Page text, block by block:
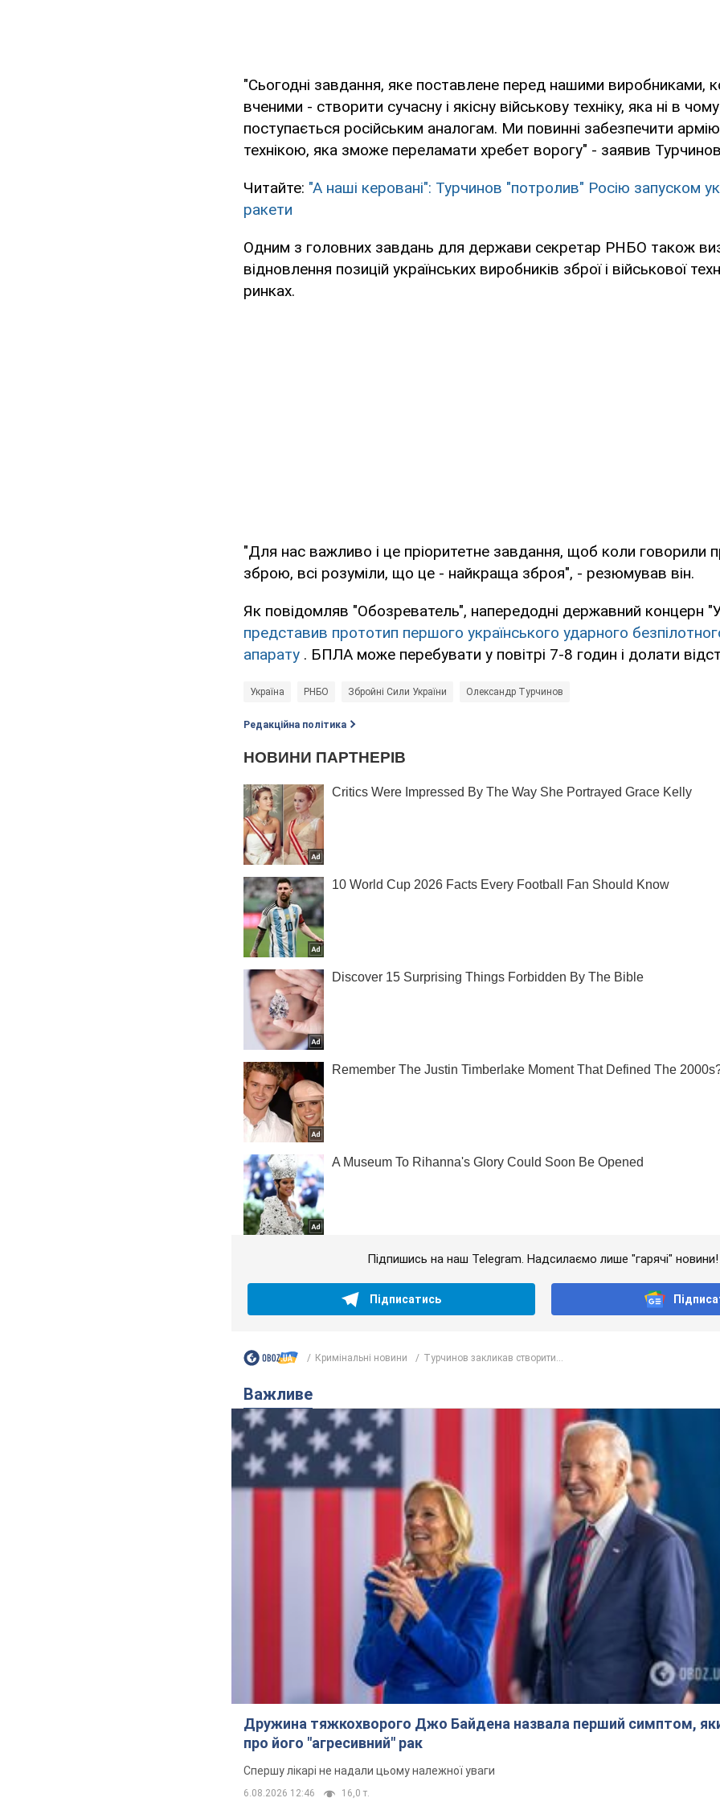
"Сьогодні завдання, яке поставлене перед нашими виробниками,
вченими - створити сучасну і якісну військову техніку, яка ні в
поступається російським аналогам. Ми повинні забезпечити
технікою, яка зможе переламати хребет ворогу" - заявив
Читайте: "А наші керовані": Турчинов "потролив" Росію запуском
ракети
Одним з головних завдань для держави секретар РНБО також
відновлення позицій українських виробників зброї і військової
ринках.
"Для нас важливо і це пріоритетне завдання, щоб коли говорили
зброю, всі розуміли, що це - найкраща зброя", - резюмував він.
Як повідомляв "Обозреватель", напередодні державний концерн
представив прототип першого українського ударного
апарату . БПЛА може перебувати у повітрі 7-8 годин і долати
Україна РНБО Збройні Сили України Олександр Турчинов
Редакційна політика
Підпишись на наш Telegram. Надсилаємо лише "гарячі" новини!
Підписатись
Кримінальні новини Турчинов закликав створити...
Важливе
Дружина тяжкохворого Джо Байдена назвала перший симптом,
про його "агресивний" рак
Спершу лікарі не надали цьому належної уваги
6.08.2026 12:46 16,0 т.